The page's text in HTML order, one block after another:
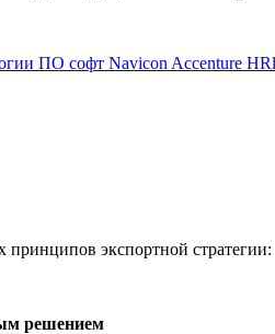
ПО софт Navicon Accenture
принципов экспортной стратегии:
решением